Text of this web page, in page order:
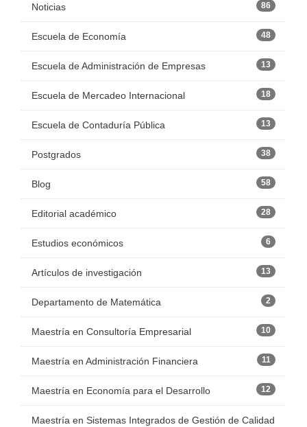
Noticias 86
Escuela de Economía 48
Escuela de Administración de Empresas 13
Escuela de Mercadeo Internacional 18
Escuela de Contaduría Pública 13
Postgrados 38
Blog 58
Editorial académico 28
Estudios económicos 6
Artículos de investigación 13
Departamento de Matemática 2
Maestría en Consultoría Empresarial 10
Maestría en Administración Financiera 11
Maestría en Economía para el Desarrollo 12
Maestría en Sistemas Integrados de Gestión de Calidad